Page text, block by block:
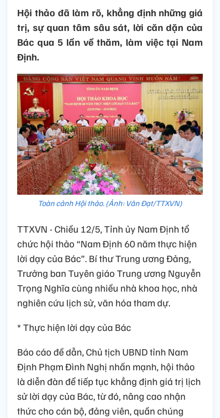
Hội thảo đã làm rõ, khẳng định những giá
trị, sự quan tâm sâu sát, lời căn dặn của
Bác qua 5 lần về thăm, làm việc tại Nam
Định.
Toàn cảnh Hội thảo. (Ảnh: Văn Đạt/TTXVN)
TTXVN - Chiều 12/5, Tỉnh ủy Nam Định tổ
chức hội thảo “Nam Định 60 năm thực hiện
lời dạy của Bác”. Bí thư Trung ương Đảng,
Trưởng ban Tuyên giáo Trung ương Nguyễn
Trọng Nghĩa cùng nhiều nhà khoa học, nhà
nghiên cứu lịch sử, văn hóa tham dự.
* Thực hiện lời dạy của Bác
Báo cáo đề dẫn, Chủ tịch UBND tỉnh Nam
Định Phạm Đình Nghị nhấn mạnh, hội thảo
là diễn đàn để tiếp tục khẳng định giá trị lịch
sử lời dạy của Bác, từ đó, nâng cao nhận
thức cho cán bộ, đảng viên, quần chúng